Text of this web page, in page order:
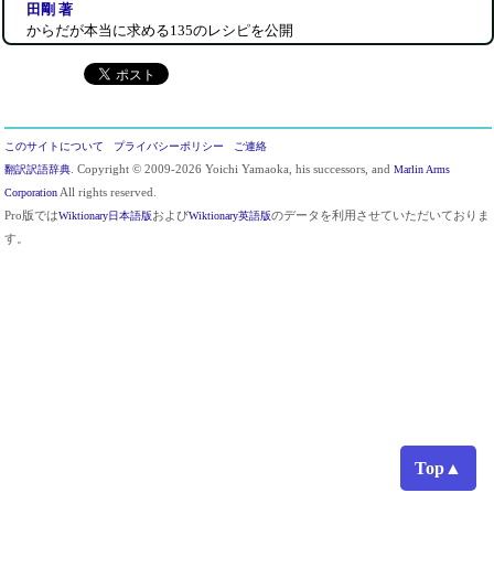
Top▲
田剛 著
からだが本当に求める135のレシピを公開
このサイトについて プライバシーポリシー
ご連絡
翻訳訳語辞典. Copyright © 2009-2026 Yoichi Yamaoka, his successors, and Marlin Arms
CorporationAll rights reserved.
Pro版ではWiktionary日本語版およびWiktionary英語版のデータを利用させていただいておりま
す。